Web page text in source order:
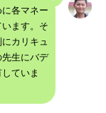
各マネー
ます。そ
カリキュ
生にバデ
ていま